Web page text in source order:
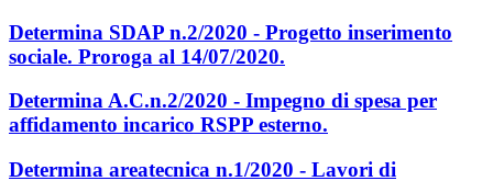
Determina SDAP n.2/2020 - Progetto inserimento
sociale. Proroga al 14/07/2020.
Determina A.C.n.2/2020 - Impegno di spesa per
affidamento incarico RSPP esterno.
Determina areatecnica n.1/2020 - Lavori di